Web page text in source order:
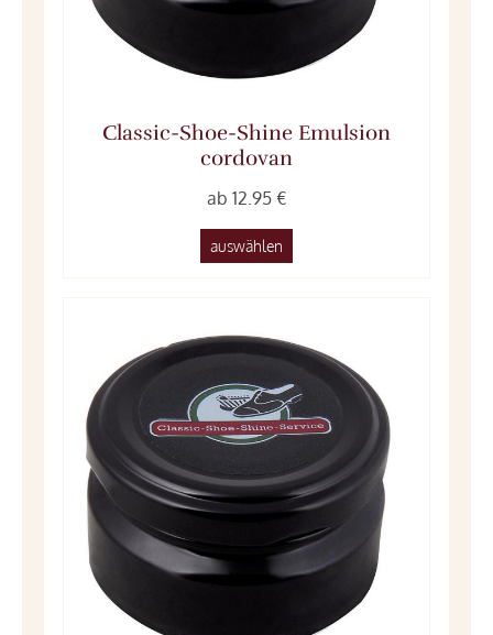
Classic-Shoe-Shine Emulsion
cordovan
ab 12.95 €
auswählen